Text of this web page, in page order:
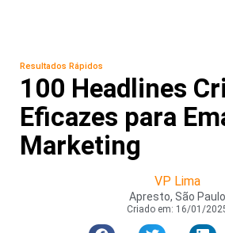
Resultados Rápidos
100 Headlines
Eficazes para
Marketing
VP Lima
Apresto, São Paulo
Criado em: 16/01/